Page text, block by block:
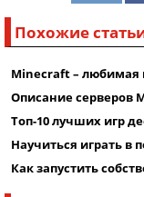
Похожие
Minecraft – любимая
Описание серверов
Топ-10 лучших игр
Научиться играть в
Как запустить